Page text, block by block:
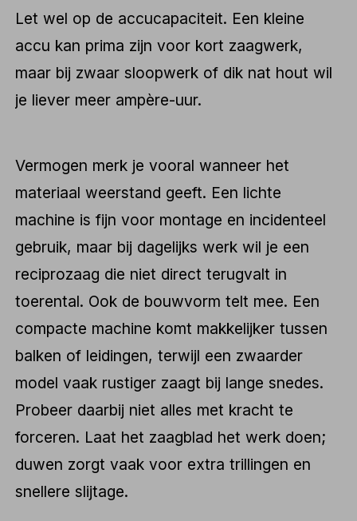
Let wel op de accucapaciteit. Een kleine
accu kan prima zijn voor kort zaagwerk,
maar bij zwaar sloopwerk of dik nat hout wil
je liever meer ampère-uur.
Vermogen merk je vooral wanneer het
materiaal weerstand geeft. Een lichte
machine is fijn voor montage en incidenteel
gebruik, maar bij dagelijks werk wil je een
reciprozaag die niet direct terugvalt in
toerental. Ook de bouwvorm telt mee. Een
compacte machine komt makkelijker tussen
balken of leidingen, terwijl een zwaarder
model vaak rustiger zaagt bij lange snedes.
Probeer daarbij niet alles met kracht te
forceren. Laat het zaagblad het werk doen;
duwen zorgt vaak voor extra trillingen en
snellere slijtage.